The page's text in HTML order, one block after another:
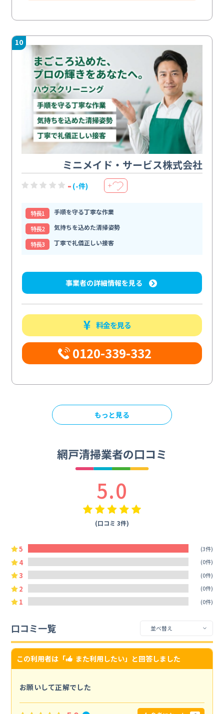
10
ミニメイド・サービス株式会社
- (-件) ＋
特⻑1
手順を守る丁寧な作業
特⻑2
気持ちを込めた清掃姿勢
特⻑3
丁寧で礼儀正しい接客
事業者の詳細情報を見る
料金を見る
0120-339-332
もっと見る
網戸清掃業者の口コミ
5.0
(口コミ 3件)
5 (3件)
4 (0件)
3 (0件)
2 (0件)
1 (0件)
口コミ一覧
この利用者は「 また利用したい」と回答しました
お願いして正解でした